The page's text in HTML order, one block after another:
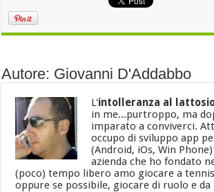
Autore: Giovanni D'Addabbo
L'intolleranza al
in me...purtroppo, ma
imparato a conviverci.
occupo di sviluppo app
(Android, iOs, Win
azienda che ho fondato
(poco) tempo libero amo giocare a
oppure se possibile, giocare di ruolo e da